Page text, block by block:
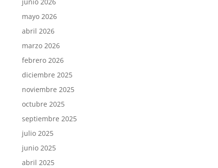
mayo 2026
abril 2026
marzo 2026
febrero 2026
diciembre 2025
noviembre 2025
octubre 2025
septiembre 2025
julio 2025
junio 2025
abril 2025